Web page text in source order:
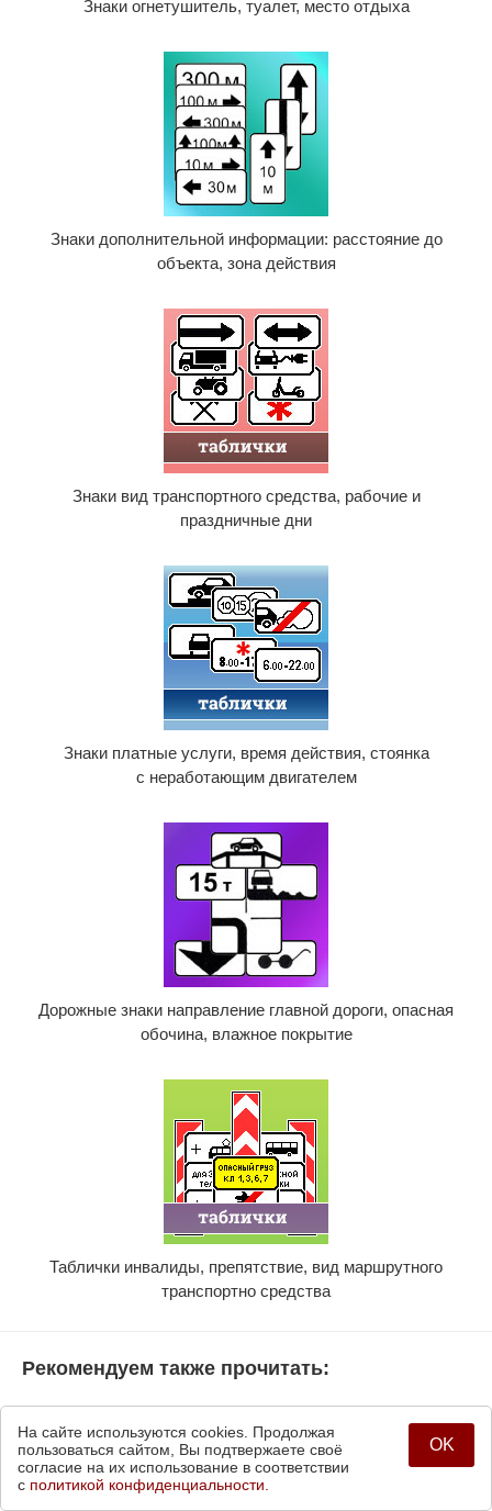
Знаки огнетушитель, туалет, место отдыха
Знаки дополнительной информации: расстояние до
объекта, зона действия
Знаки вид транспортного средства, рабочие и
праздничные дни
Знаки платные услуги, время действия, стоянка
с неработающим двигателем
Дорожные знаки направление главной дороги, опасная
обочина, влажное покрытие
Таблички инвалиды, препятствие, вид маршрутного
транспортно средства
Рекомендуем также прочитать:
OK
На сайте используются cookies. Продолжая
пользоваться сайтом, Вы подтвержаете своё
согласие на их использование в соответствии
с политикой конфиденциальности.